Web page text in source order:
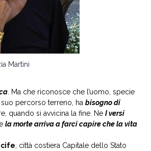
Martini
. Ma che riconosce che l’uomo, specie
percorso terreno, ha bisogno di
quando si avvicina la fine. Ne I versi
la morte arriva a farci capire che la vita
, città costiera Capitale dello Stato